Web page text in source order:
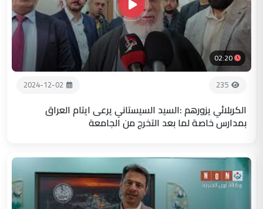
02:20
235
2024-12-02
الكربلائي يزورهم :السيد السيستاني يرعى ايتام العراق
بمدارس خاصة لما بعد التخرج من الجامعة